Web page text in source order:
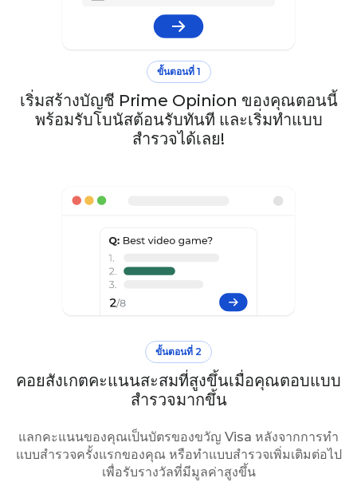
ขั้นตอนที่ 1
เริ่มสร้างบัญชี Prime Opinion ของคุณตอนนี้
พร้อมรับโบนัสต้อนรับทันที และเริ่มทำแบบ
สำรวจได้เลย!
ขั้นตอนที่ 2
คอยสังเกตคะแนนสะสมที่สูงขึ้นเมื่อคุณตอบแบบ
สำรวจมากขึ้น
แลกคะแนนของคุณเป็นบัตรของขวัญ Visa หลังจากการทำ
แบบสำรวจครั้งแรกของคุณ หรือทำแบบสำรวจเพิ่มเติมต่อไป
เพื่อรับรางวัลที่มีมูลค่าสูงขึ้น